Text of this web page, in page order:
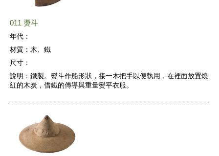
011 燙斗
年代：
材質： 木、鐵
尺寸：
說明： 鐵製。熨斗作船形狀，接一木把手以便執用，在裡面放置燒
紅的木炭，借鐵的傳導與重量熨平衣服。